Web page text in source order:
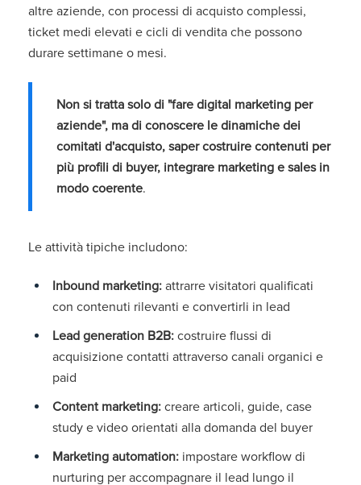
altre aziende, con processi di acquisto complessi,
ticket medi elevati e cicli di vendita che possono
durare settimane o mesi.
Non si tratta solo di "fare digital marketing per
aziende", ma di conoscere le dinamiche dei
comitati d'acquisto, saper costruire contenuti per
più profili di buyer, integrare marketing e sales in
modo coerente.
Le attività tipiche includono:
Inbound marketing: attrarre visitatori qualificati
con contenuti rilevanti e convertirli in lead
Lead generation B2B: costruire flussi di
acquisizione contatti attraverso canali organici e
paid
Content marketing: creare articoli, guide, case
study e video orientati alla domanda del buyer
Marketing automation: impostare workflow di
nurturing per accompagnare il lead lungo il